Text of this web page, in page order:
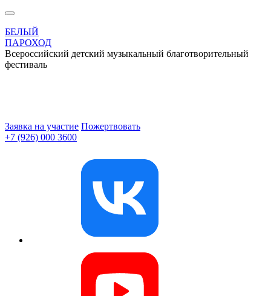
БЕЛЫЙ
ПАРОХОД
Всероссийский детский музыкальный благотворительный
фестиваль
Заявка на участие Пожертвовать
+7 (926) 000 3600